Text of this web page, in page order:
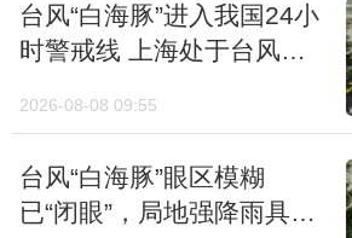
持偏高格局。
最近天气真是切换得毫无铺
现在是闷热暴晒、阴雨绵绵
温转凉了？
台风“白海豚”眼区模糊
已“闭眼”，局地强降雨具有
于台风危险半圆
2026-08-08 09:28
台风“白海豚”来势汹汹 今
起浙江雨势明显增强局地